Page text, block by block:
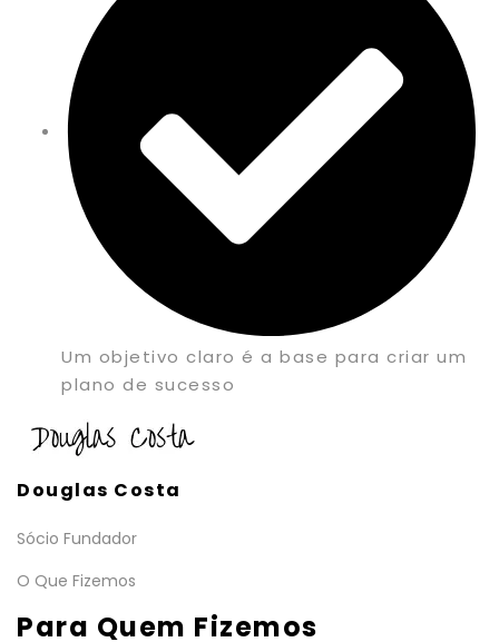
Um objetivo claro é a base para criar um
plano de sucesso
Douglas Costa
Sócio Fundador
O Que Fizemos
Para Quem Fizemos